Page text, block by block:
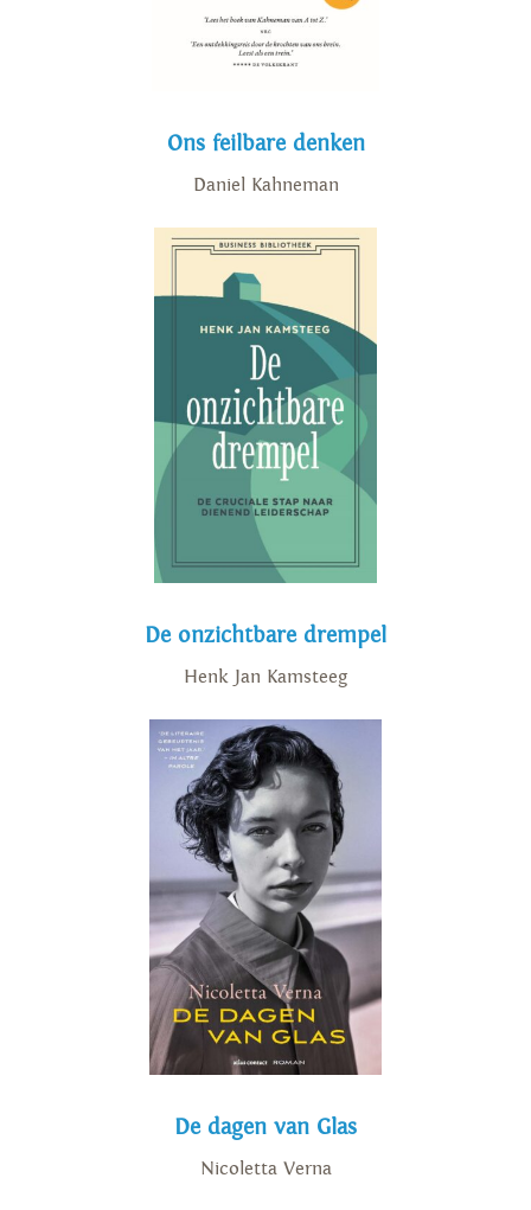
Ons feilbare denken
Daniel Kahneman
De onzichtbare drempel
Henk Jan Kamsteeg
De dagen van Glas
Nicoletta Verna